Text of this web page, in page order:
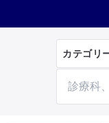
カテゴリ